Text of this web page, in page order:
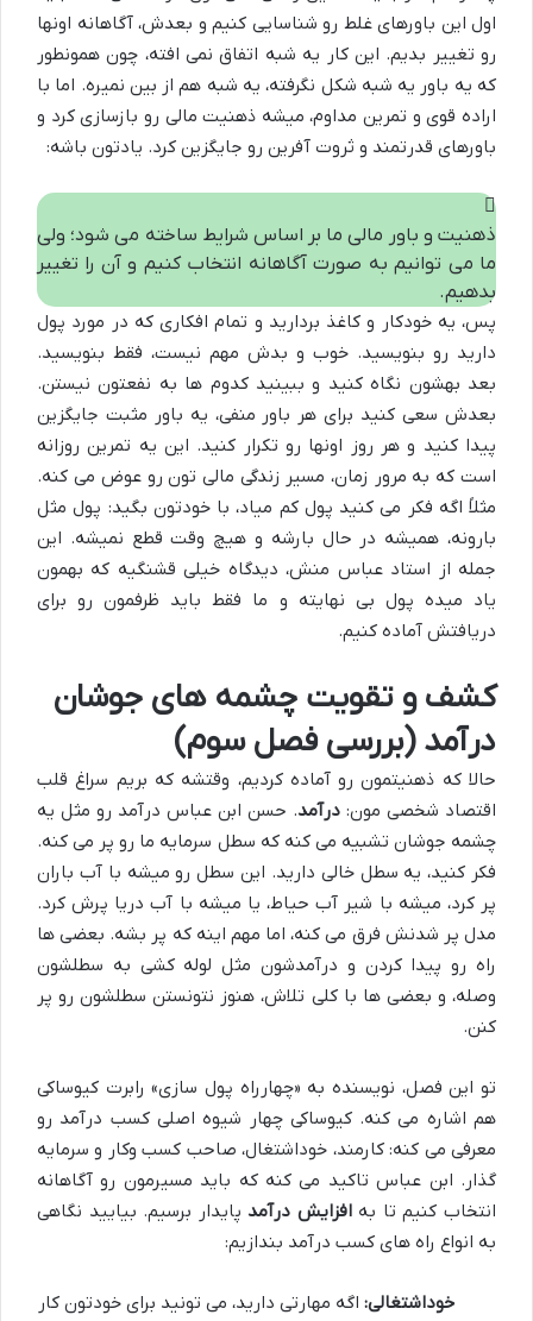
اول این باورهای غلط رو شناسایی کنیم و بعدش، آگاهانه اونها
رو تغییر بدیم. این کار یه شبه اتفاق نمی افته، چون همونطور
که یه باور یه شبه شکل نگرفته، یه شبه هم از بین نمیره. اما با
اراده قوی و تمرین مداوم، میشه ذهنیت مالی رو بازسازی کرد و
باورهای قدرتمند و ثروت آفرین رو جایگزین کرد. یادتون باشه:
ذهنیت و باور مالی ما بر اساس شرایط ساخته می شود؛ ولی
ما می توانیم به صورت آگاهانه انتخاب کنیم و آن را تغییر
بدهیم.
پس، یه خودکار و کاغذ بردارید و تمام افکاری که در مورد پول
دارید رو بنویسید. خوب و بدش مهم نیست، فقط بنویسید.
بعد بهشون نگاه کنید و ببینید کدوم ها به نفعتون نیستن.
بعدش سعی کنید برای هر باور منفی، یه باور مثبت جایگزین
پیدا کنید و هر روز اونها رو تکرار کنید. این یه تمرین روزانه
است که به مرور زمان، مسیر زندگی مالی تون رو عوض می کنه.
مثلاً اگه فکر می کنید پول کم میاد، با خودتون بگید: پول مثل
بارونه، همیشه در حال بارشه و هیچ وقت قطع نمیشه. این
جمله از استاد عباس منش، دیدگاه خیلی قشنگیه که بهمون
یاد میده پول بی نهایته و ما فقط باید ظرفمون رو برای
دریافتش آماده کنیم.
کشف و تقویت چشمه های جوشان
درآمد (بررسی فصل سوم)
حالا که ذهنیتمون رو آماده کردیم، وقتشه که بریم سراغ قلب
اقتصاد شخصی مون: درآمد. حسن ابن عباس درآمد رو مثل یه
چشمه جوشان تشبیه می کنه که سطل سرمایه ما رو پر می کنه.
فکر کنید، یه سطل خالی دارید. این سطل رو میشه با آب باران
پر کرد، میشه با شیر آب حیاط، یا میشه با آب دریا پرش کرد.
مدل پر شدنش فرق می کنه، اما مهم اینه که پر بشه. بعضی ها
راه رو پیدا کردن و درآمدشون مثل لوله کشی به سطلشون
وصله، و بعضی ها با کلی تلاش، هنوز نتونستن سطلشون رو پر
کنن.
تو این فصل، نویسنده به «چهارراه پول سازی» رابرت کیوساکی
هم اشاره می کنه. کیوساکی چهار شیوه اصلی کسب درآمد رو
معرفی می کنه: کارمند، خوداشتغال، صاحب کسب وکار و سرمایه
گذار. ابن عباس تاکید می کنه که باید مسیرمون رو آگاهانه
انتخاب کنیم تا بهافزایش درآمدپایدار برسیم. بیایید نگاهی
به انواع راه های کسب درآمد بندازیم:
خوداشتغالی: اگه مهارتی دارید، می تونید برای خودتون کار